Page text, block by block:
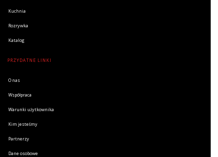
Kuchnia
Rozrywka
Katalog
PRZYDATNE LINKI
O nas
Współpraca
Warunki użytkownika
Kim jesteśmy
Partnerzy
Dane osobowe